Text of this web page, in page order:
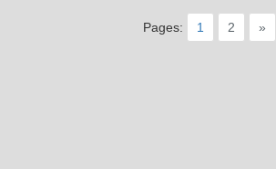
Pages: 1 2 »